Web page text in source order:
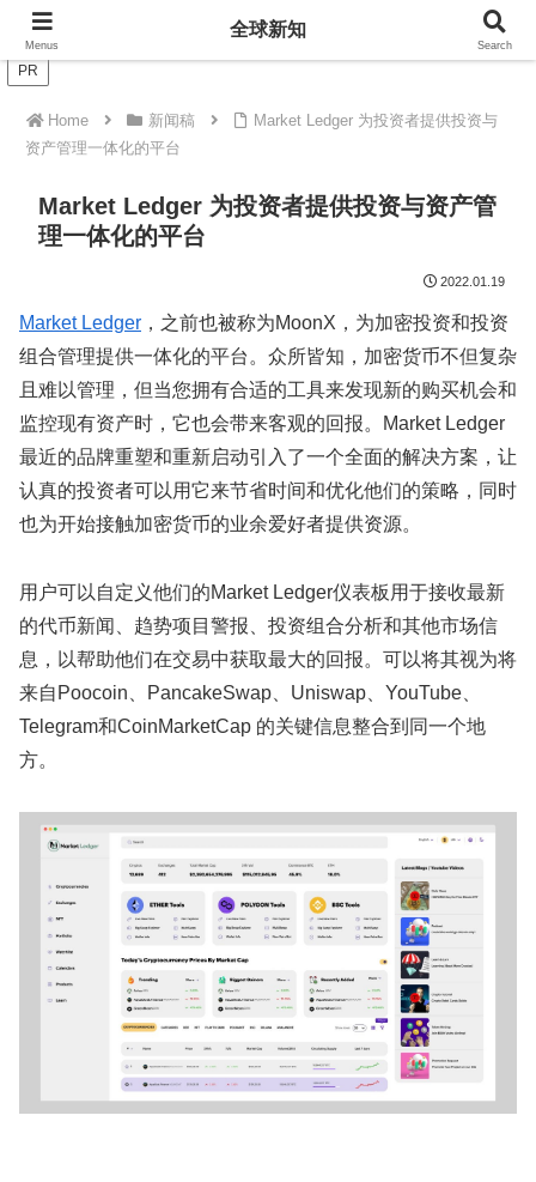
全球新知
PR
Home 新闻稿
Market Ledger 为投资者提供投资与
资产管理一体化的平台
Market Ledger 为投资者提供投资与资产管
理一体化的平台
2022.01.19
Market Ledger ，之前也被称为MoonX，为加密投资和投资
组合管理提供一体化的平台。众所皆知，加密货币不但复杂
且难以管理，但当您拥有合适的工具来发现新的购买机会和
监控现有资产时，它也会带来客观的回报。Market Ledger
最近的品牌重塑和重新启动引入了一个全面的解决方案，让
认真的投资者可以用它来节省时间和优化他们的策略，同时
也为开始接触加密货币的业余爱好者提供资源。
用户可以自定义他们的Market Ledger仪表板用于接收最新
的代币新闻、趋势项目警报、投资组合分析和其他市场信
息，以帮助他们在交易中获取最大的回报。可以将其视为将
来自Poocoin、PancakeSwap、Uniswap、YouTube、
Telegram和CoinMarketCap 的关键信息整合到同一个地
方。
Menus
全球新知
Search